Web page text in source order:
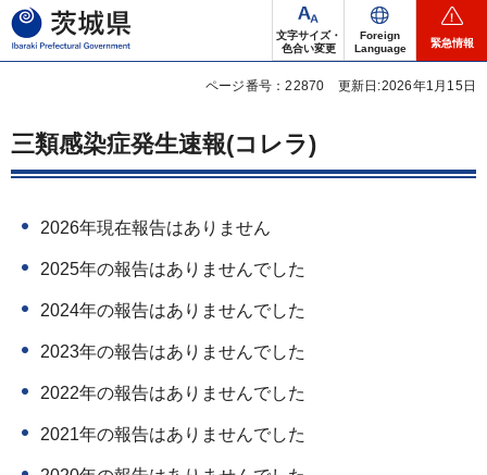
茨城県
文字サイズ・
色合い変更
Foreign
Language
緊急情報
ページ番号：22870 更新日:2026年1月15日
三類感染症発生速報(コレラ)
2026年現在報告はありません
2025年の報告はありませんでした
2024年の報告はありませんでした
2023年の報告はありませんでした
2022年の報告はありませんでした
2021年の報告はありませんでした